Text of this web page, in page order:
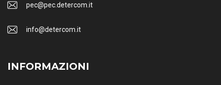
pec@pec.detercom.it
info@detercom.it
INFORMAZIONI